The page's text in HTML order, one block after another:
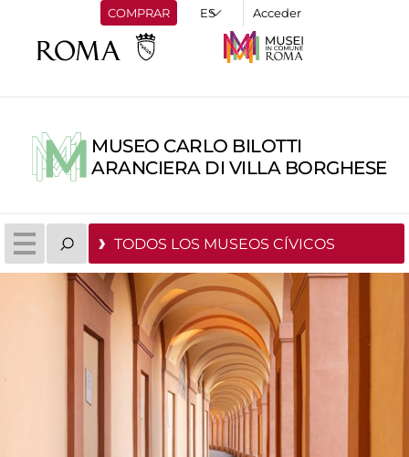
COMPRAR Acceder
MUSEO CARLO BILOTTI
ARANCIERA DI VILLA BORGHESE
TODOS LOS MUSEOS CÍVICOS